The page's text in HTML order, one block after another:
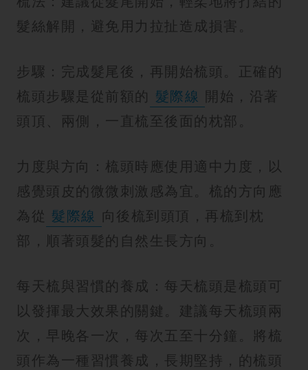
髮絲解開，避免用力拉扯造成損害。
步驟：完成髮尾後，再開始梳頭。正確的
梳頭步驟是從前額的 髮際線 開始，沿著
頭頂、兩側，一直梳至後面的枕部。
力度與方向：梳頭時應使用適中力度，以
感覺頭皮的微微刺激感為宜。梳的方向應
為從 髮際線 向後梳到頭頂，再梳到枕
部，順著頭髮的自然生長方向。
每天梳與習慣的養成：每天梳頭是梳頭可
以發揮最大效果的關鍵。建議每天梳頭兩
次，早晚各一次，每次五至十分鐘。將梳
頭作為一種習慣養成，長期堅持，的梳頭